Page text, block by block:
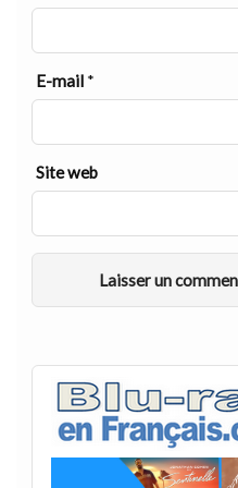
E-mail *
Site web